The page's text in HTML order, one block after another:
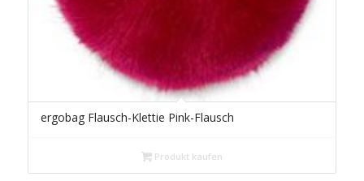
ergobag Flausch-Klettie Pink-Flausch
Produkt kaufen